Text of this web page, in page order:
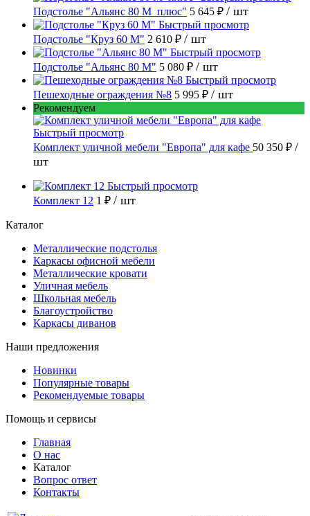
Подстолье "Альянс 80 М_плюс" 5 645 ₽ / шт
Быстрый просмотр
Подстолье "Круз 60 М" 2 610 ₽ / шт
Быстрый просмотр
Подстолье "Альянс 80 М" 5 080 ₽ / шт
Быстрый просмотр
Пешеходные ограждения №8 5 995 ₽ / шт
Рекомендуем
Быстрый просмотр
Комплект уличной мебели "Европа" для кафе 50 350 ₽ /
шт
Быстрый просмотр
Комплект 12 1 ₽ / шт
Каталог
Металлические подстолья
Каркасы офисной мебели
Металлические кровати
Уличная мебель
Школьная мебель
Благоустройство
Каркасы диванов
Наши предложения
Новинки
Популярные товары
Рекомендуемые товары
Помощь и сервисы
Главная
О нас
Каталог
Вопрос ответ
Контакты